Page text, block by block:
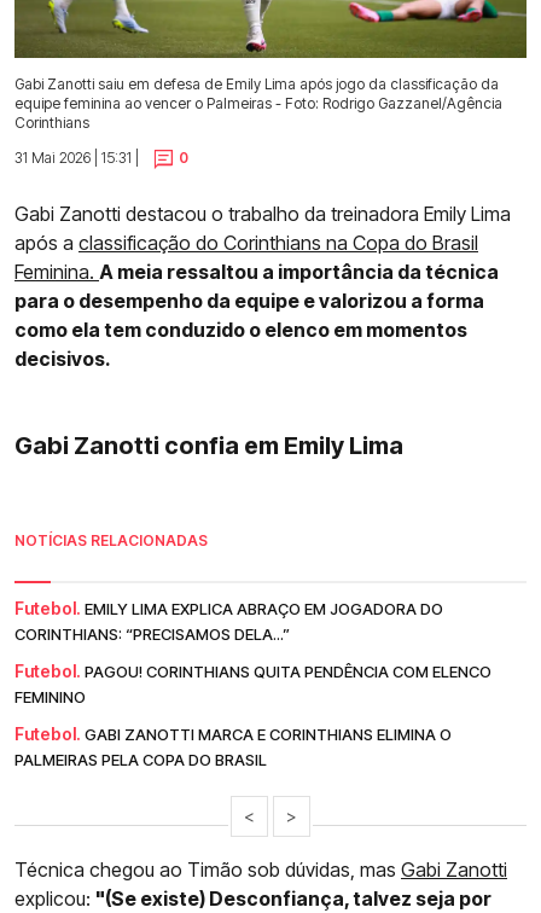
Gabi Zanotti saiu em defesa de Emily Lima após jogo da classificação da
equipe feminina ao vencer o Palmeiras - Foto: Rodrigo Gazzanel/Agência
Corinthians
31 Mai 2026 | 15:31 |
0
Gabi Zanotti destacou o trabalho da treinadora Emily Lima
após a classificação do Corinthians na Copa do Brasil
Feminina. A meia ressaltou a importância da técnica
para o desempenho da equipe e valorizou a forma
como ela tem conduzido o elenco em momentos
decisivos.
Gabi Zanotti confia em Emily Lima
NOTÍCIAS RELACIONADAS
Futebol. EMILY LIMA EXPLICA ABRAÇO EM JOGADORA DO
CORINTHIANS: “PRECISAMOS DELA...”
Futebol. PAGOU! CORINTHIANS QUITA PENDÊNCIA COM ELENCO
FEMININO
Futebol. GABI ZANOTTI MARCA E CORINTHIANS ELIMINA O
PALMEIRAS PELA COPA DO BRASIL
< >
Técnica chegou ao Timão sob dúvidas, mas Gabi Zanotti
explicou: "(Se existe) Desconfiança, talvez seja por